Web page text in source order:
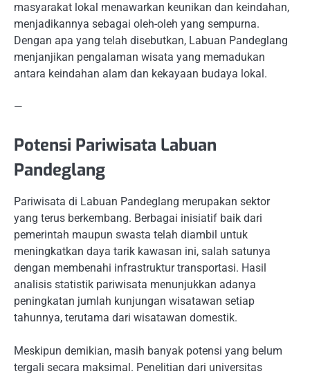
masyarakat lokal menawarkan keunikan dan keindahan,
menjadikannya sebagai oleh-oleh yang sempurna.
Dengan apa yang telah disebutkan, Labuan Pandeglang
menjanjikan pengalaman wisata yang memadukan
antara keindahan alam dan kekayaan budaya lokal.
—
Potensi Pariwisata Labuan
Pandeglang
Pariwisata di Labuan Pandeglang merupakan sektor
yang terus berkembang. Berbagai inisiatif baik dari
pemerintah maupun swasta telah diambil untuk
meningkatkan daya tarik kawasan ini, salah satunya
dengan membenahi infrastruktur transportasi. Hasil
analisis statistik pariwisata menunjukkan adanya
peningkatan jumlah kunjungan wisatawan setiap
tahunnya, terutama dari wisatawan domestik.
Meskipun demikian, masih banyak potensi yang belum
tergali secara maksimal. Penelitian dari universitas